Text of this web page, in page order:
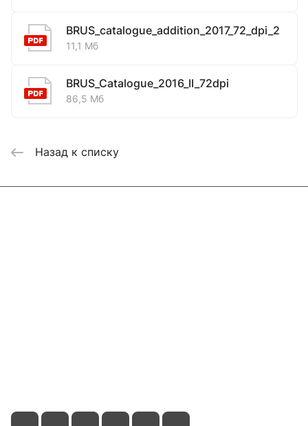
BRUS_catalogue_addition_2017_72_dpi_2
11,1 Мб
BRUS_Catalogue_2016_II_72dpi
86,5 Мб
Назад к списку